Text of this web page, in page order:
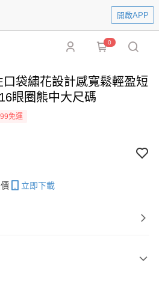
開啟APP
0
袋繡花設計感寬鬆輕盈短
眼圈熊中大尺碼
免運
立即下載